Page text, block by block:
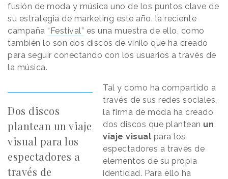
fusión de moda y música uno de los puntos clave de
su estrategia de marketing este año. la reciente
campaña “Festival” es una muestra de ello, como
también lo son dos discos de vinilo que ha creado
para seguir conectando con los usuarios a través de
la música.
Dos discos
plantean un viaje
visual para los
espectadores a
través de
Tal y como ha compartido a
través de sus redes sociales,
la firma de moda ha creado
dos discos que plantean un
viaje visual para los
espectadores a través de
elementos de su propia
identidad. Para ello ha